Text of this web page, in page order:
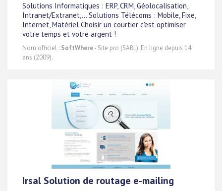
Solutions Informatiques : ERP, CRM, Géolocalisation,
Intranet/Extranet,... Solutions Télécoms : Mobile, Fixe,
Internet, Matériel Choisir un courtier c'est optimiser
votre temps et votre argent !
Nom officiel : SoftWhere- Site pro (SARL). En ligne depuis 14
ans (2009).
Irsal Solution de routage e-mailing